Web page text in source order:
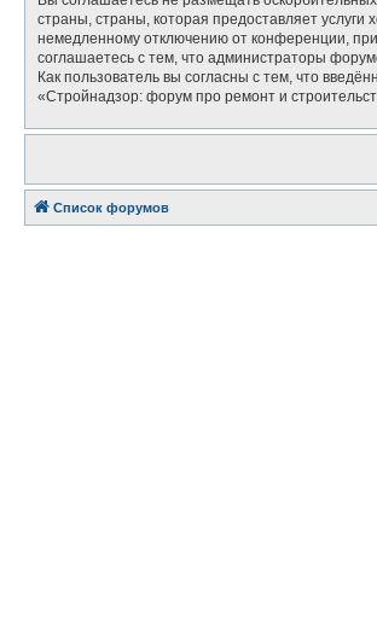
страны, страны, которая предоставляет
немедленному отключению от конференции,
соглашаетесь с тем, что администраторы
Как пользователь вы согласны с тем, что
«Стройнадзор: форум про ремонт и
Список форумов